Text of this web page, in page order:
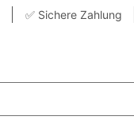
✅ Sichere Zahlung